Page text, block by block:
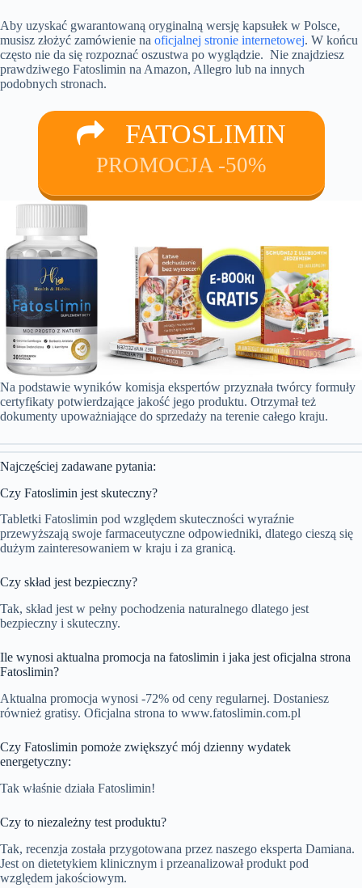
Aby uzyskać gwarantowaną oryginalną wersję kapsułek w Polsce,
musisz złożyć zamówienie na oficjalnej stronie internetowej. W końcu
często nie da się rozpoznać oszustwa po wyglądzie. Nie znajdziesz
prawdziwego Fatoslimin na Amazon, Allegro lub na innych
podobnych stronach.
FATOSLIMIN
PROMOCJA -50%
Na podstawie wyników komisja ekspertów przyznała twórcy formuły
certyfikaty potwierdzające jakość jego produktu. Otrzymał też
dokumenty upoważniające do sprzedaży na terenie całego kraju.
Najczęściej zadawane pytania:
Czy Fatoslimin jest skuteczny?
Tabletki Fatoslimin pod względem skuteczności wyraźnie
przewyższają swoje farmaceutyczne odpowiedniki, dlatego cieszą się
dużym zainteresowaniem w kraju i za granicą.
Czy skład jest bezpieczny?
Tak, skład jest w pełny pochodzenia naturalnego dlatego jest
bezpieczny i skuteczny.
Ile wynosi aktualna promocja na fatoslimin i jaka jest oficjalna strona
Fatoslimin?
Aktualna promocja wynosi -72% od ceny regularnej. Dostaniesz
również gratisy. Oficjalna strona to www.fatoslimin.com.pl
Czy Fatoslimin pomoże zwiększyć mój dzienny wydatek
energetyczny:
Tak właśnie działa Fatoslimin!
Czy to niezależny test produktu?
Tak, recenzja została przygotowana przez naszego eksperta Damiana.
Jest on dietetykiem klinicznym i przeanalizował produkt pod
względem jakościowym.